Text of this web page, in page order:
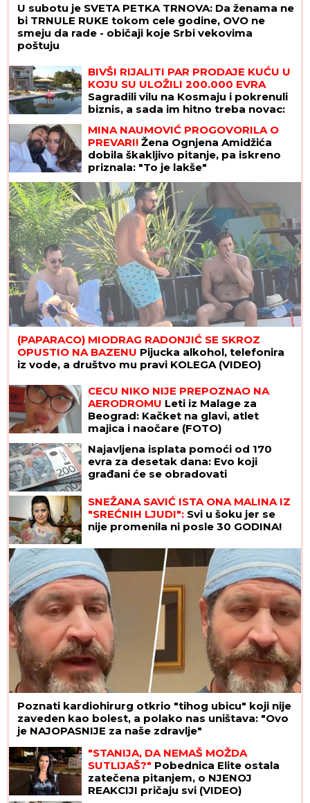
U subotu je SVETA PETKA TRNOVA: Da ženama ne
bi TRNULE RUKE tokom cele godine, OVO ne
smeju da rade - običaji koje Srbi vekovima
poštuju
BIVŠI RIJALITI PAR PRODAJE KUĆU U
KOJU SU ULOŽILI 200.000 EVRA
Sagradili vilu na Kosmaju i pokrenuli
biznis, a sada im hitno treba novac:
"To je razlog prodaje"
MINA NAUMOVIĆ PROGOVORILA O
PREVARI! Žena Ognjena Amidžića
dobila škakljivo pitanje, pa iskreno
priznala: "To je lakše"
(PAPARACO) MIODRAG RADONJIĆ SE SKROZ
OPUSTIO NA BAZENU Pijucka alkohol, telefonira
iz vode, a društvo mu pravi KOLEGA (VIDEO)
CECU NIKO NIJE PREPOZNAO NA
AERODROMU Leti iz Malage za
Beograd: Kačket na glavi, atlet
majica i naočare (FOTO)
Najavljena isplata pomoći od 170
evra za desetak dana: Evo koji
građani će se obradovati
SNEŽANA SAVIĆ ISTA ONA MALINA IZ
"SREĆNIH LJUDI": Svi u šoku jer se
nije promenila ni posle 30 GODINA!
Poznati kardiohirurg otkrio "tihog ubicu" koji nije
zaveden kao bolest, a polako nas uništava: "Ovo
je NAJOPASNIJE za naše zdravlje"
"STANIJA, DA NEMAŠ MOŽDA
SUTLIJAŠ?" Pobednica Elite ostala
zatečena pitanjem, o NJENOJ
REAKCIJI pričaju svi (VIDEO)